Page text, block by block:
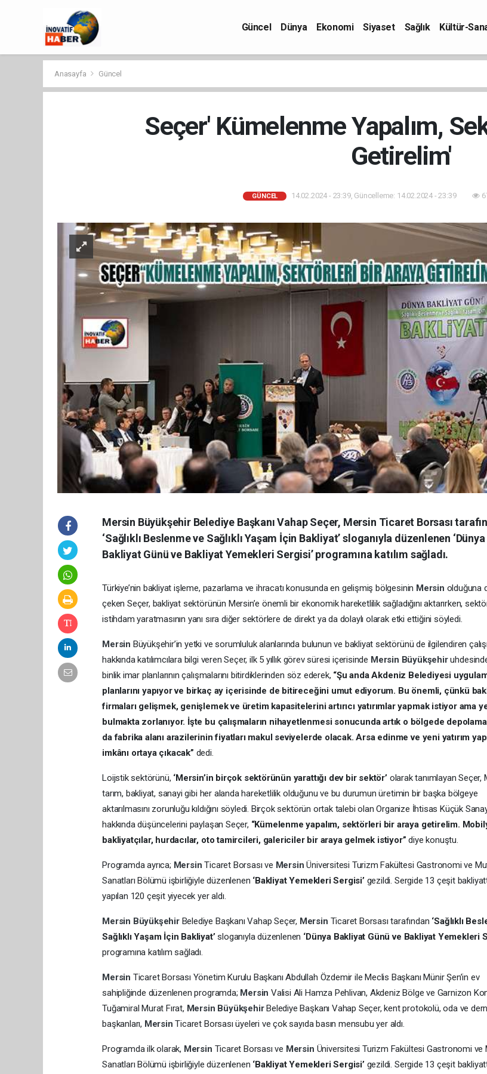
Güncel Dünya Ekonomi Siyaset Sağlık Kültür-
Anasayfa Güncel
Seçer' Kümelenme Yapalım,
Getirelim'
GÜNCEL 14.02.2024 - 23:39, Güncelleme: 14.02.2024 - 23:39
Mersin Büyükşehir Belediye Başkanı Vahap Seçer, Mersin Ticaret Borsası
‘Sağlıklı Beslenme ve Sağlıklı Yaşam İçin Bakliyat’ sloganıyla düzenlenen ‘Dünya
Bakliyat Günü ve Bakliyat Yemekleri Sergisi’ programına katılım sağladı.
Türkiye’nin bakliyat işleme, pazarlama ve ihracatı konusunda en gelişmiş bölgesinin Mersin olduğuna
çeken Seçer, bakliyat sektörünün Mersin’e önemli bir ekonomik hareketlilik sağladığını aktarırken,
istihdam yaratmasının yanı sıra diğer sektörlere de direkt ya da dolaylı olarak etki ettiğini söyledi.
Mersin Büyükşehir’in yetki ve sorumluluk alanlarında bulunun ve bakliyat sektörünü de ilgilendiren
hakkında katılımcılara bilgi veren Seçer, ilk 5 yıllık görev süresi içerisinde Mersin Büyükşehir
binlik imar planlarının çalışmalarını bitirdiklerinden söz ederek, “Şu anda Akdeniz Belediyesi
planlarını yapıyor ve birkaç ay içerisinde de bitireceğini umut ediyorum. Bu önemli, çünkü
firmaları gelişmek, genişlemek ve üretim kapasitelerini artırıcı yatırımlar yapmak istiyor ama
bulmakta zorlanıyor. İşte bu çalışmaların nihayetlenmesi sonucunda artık o bölgede depolama
da fabrika alanı arazilerinin fiyatları makul seviyelerde olacak. Arsa edinme ve yeni yatırım
imkânı ortaya çıkacak” dedi.
Loijstik sektörünü, ‘Mersin’in birçok sektörünün yarattığı dev bir sektör’olarak tanımlayan Seçer,
tarım, bakliyat, sanayi gibi her alanda hareketlilik olduğunu ve bu durumun üretimin bir başka bölgeye
aktarılmasını zorunluğu kıldığını söyledi. Birçok sektörün ortak talebi olan Organize İhtisas Küçük
hakkında düşüncelerini paylaşan Seçer, “Kümelenme yapalım, sektörleri bir araya getirelim.
bakliyatçılar, hurdacılar, oto tamircileri, galericiler bir araya gelmek istiyor”diye konuştu.
Programda ayrıca; MersinTicaret Borsası ve MersinÜniversitesi Turizm Fakültesi Gastronomi ve
Sanatları Bölümü işbirliğiyle düzenlenen ‘Bakliyat Yemekleri Sergisi’gezildi. Sergide 13 çeşit
yapılan 120 çeşit yiyecek yer aldı.
Mersin Büyükşehir Belediye Başkanı Vahap Seçer, Mersin Ticaret Borsası tarafından ‘Sağlıklı
Sağlıklı Yaşam İçin Bakliyat’sloganıyla düzenlenen ‘Dünya Bakliyat Günü ve Bakliyat Yemekleri
programına katılım sağladı.
Mersin Ticaret Borsası Yönetim Kurulu Başkanı Abdullah Özdemir ile Meclis Başkanı Münir Şen’in ev
sahipliğinde düzenlenen programda; MersinValisi Ali Hamza Pehlivan, Akdeniz Bölge ve Garnizon
Tuğamiral Murat Fırat, Mersin Büyükşehir Belediye Başkanı Vahap Seçer, kent protokolü, oda ve
başkanları, MersinTicaret Borsası üyeleri ve çok sayıda basın mensubu yer aldı.
Programda ilk olarak, Mersin Ticaret Borsası ve Mersin Üniversitesi Turizm Fakültesi Gastronomi ve
Sanatları Bölümü işbirliğiyle düzenlenen ‘Bakliyat Yemekleri Sergisi’gezildi. Sergide 13 çeşit